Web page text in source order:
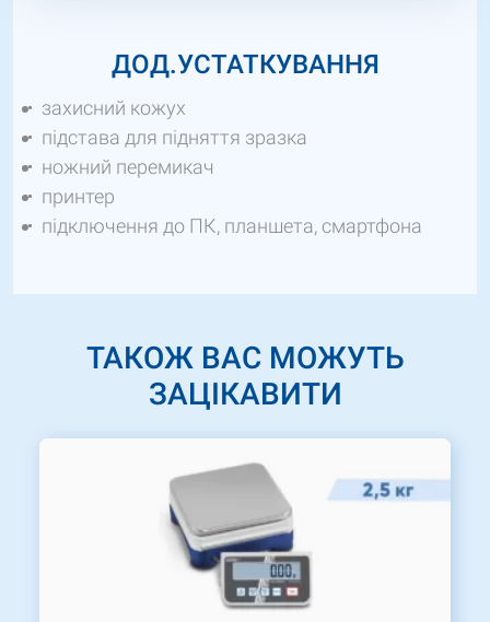
ДОД.УСТАТКУВАННЯ
захисний кожух
підстава для підняття зразка
ножний перемикач
принтер
підключення до ПК, планшета, смартфона
ТАКОЖ ВАС МОЖУТЬ
ЗАЦІКАВИТИ